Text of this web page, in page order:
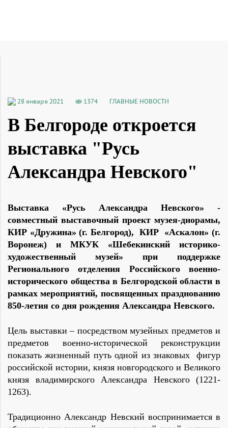
28 января 2021 1374 ГЛАВНЫЕ НОВОСТИ
В Белгороде откроется
выставка "Русь
Александра Невского"
Выставка «Русь Александра Невского» -
совместный выставочный проект музея-диорамы,
КИР «Дружина» (г. Белгород), КИР «Аскалон» (г.
Воронеж) и МКУК «Шебекинский историко-
художественный музей» при поддержке
Регионального отделения Российского военно-
исторического общества в Белгородской области в
рамках мероприятий, посвященных празднованию
850-летия со дня рождения Александра Невского.
Цель выставки – посредством музейных предметов и
предметов военно-исторической реконструкции
показать жизненный путь одной из знаковых фигур
российской истории, князя новгородского и Великого
князя владимирского Александра Невского (1221-
1263).
Традиционно Александр Невский воспринимается в